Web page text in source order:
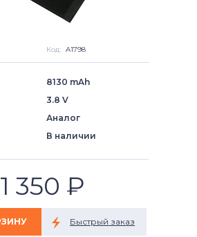
Код: A1798
8130 mAh
3.8 V
Аналог
В наличии
1 350 ₽